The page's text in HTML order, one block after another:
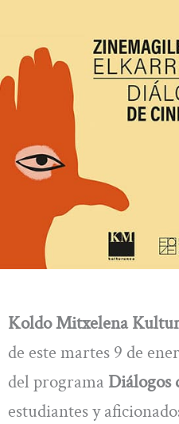
Koldo Mitxelena
de este martes 9 de
del programa Diálogos
estudiantes y